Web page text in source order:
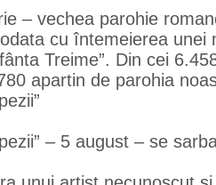
– vechea parohie
cu întemeierea unei
Treime”. Din cei
apartin de parohia
– 5 august – se